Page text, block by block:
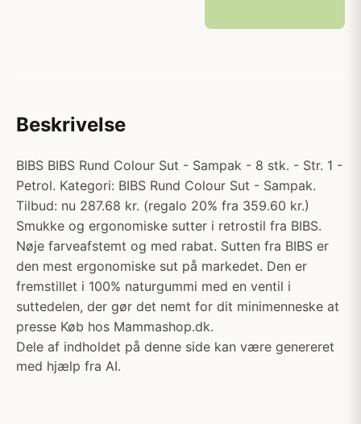
Beskrivelse
BIBS BIBS Rund Colour Sut - Sampak - 8 stk. - Str. 1 -
Petrol. Kategori: BIBS Rund Colour Sut - Sampak.
Tilbud: nu 287.68 kr. (regalo 20% fra 359.60 kr.)
Smukke og ergonomiske sutter i retrostil fra BIBS.
Nøje farveafstemt og med rabat. Sutten fra BIBS er
den mest ergonomiske sut på markedet. Den er
fremstillet i 100% naturgummi med en ventil i
suttedelen, der gør det nemt for dit minimenneske at
presse Køb hos Mammashop.dk.
Dele af indholdet på denne side kan være genereret
med hjælp fra AI.